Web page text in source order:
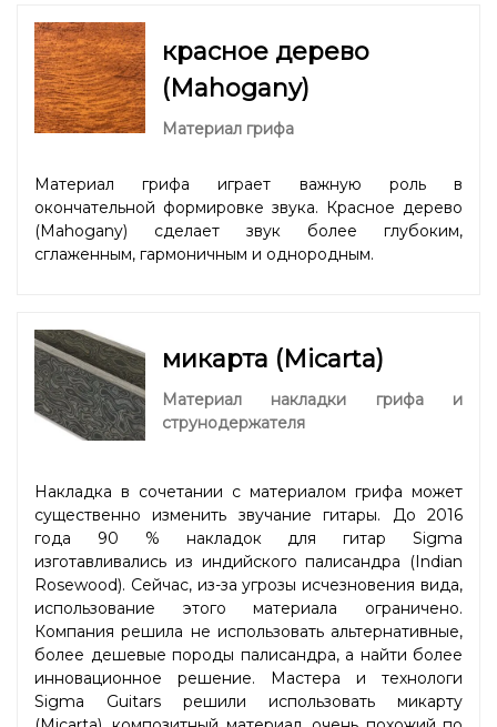
красное дерево
(Mahogany)
Материал грифа
Материал грифа играет важную роль в
окончательной формировке звука. Красное дерево
(Mahogany) сделает звук более глубоким,
сглаженным, гармоничным и однородным.
микарта (Micarta)
Материал накладки грифа и
струнодержателя
Накладка в сочетании с материалом грифа может
существенно изменить звучание гитары. До 2016
года 90 % накладок для гитар Sigma
изготавливались из индийского палисандра (Indian
Rosewood). Сейчас, из-за угрозы исчезновения вида,
использование этого материала ограничено.
Компания решила не использовать альтернативные,
более дешевые породы палисандра, а найти более
инновационное решение. Мастера и технологи
Sigma Guitars решили использовать микарту